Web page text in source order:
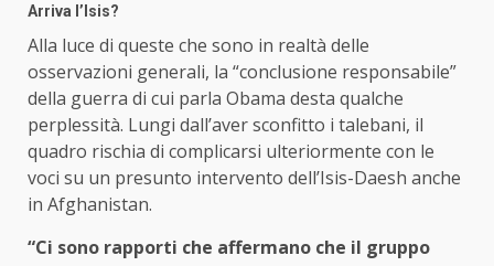
Arriva l’Isis?
Alla luce di queste che sono in realtà delle
osservazioni generali, la “conclusione responsabile”
della guerra di cui parla Obama desta qualche
perplessità. Lungi dall’aver sconfitto i talebani, il
quadro rischia di complicarsi ulteriormente con le
voci su un presunto intervento dell’Isis-Daesh anche
in Afghanistan.
“Ci sono rapporti che affermano che il gruppo